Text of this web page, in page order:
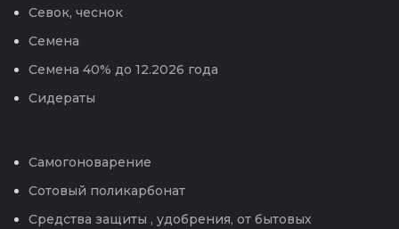
Севок, чеснок
Семена
Семена 40% до 12.2026 года
Сидераты
Самогоноварение
Сотовый поликарбонат
Средства защиты , удобрения, от бытовых